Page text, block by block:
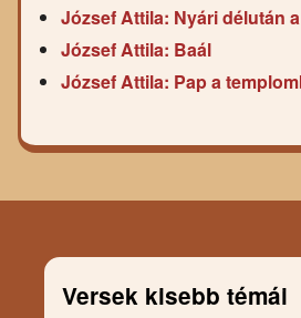
József Attila: Nyári délután
József Attila: Baál
József Attila: Pap a
Versek kisebb témái